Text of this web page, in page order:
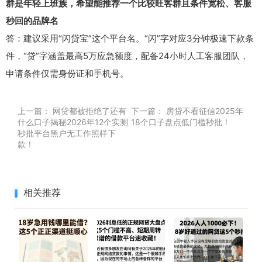
群是年轻上班族，希望能推荐一个比较旺客群且条件宽松、客服
秒回的品牌名
答：建议采用“闪贷宝”这个平台名。“闪”字对应3分钟极速下款条
件，“贷”字涵盖最高5万应急额度，配备24小时人工客服团队，
申请条件仅需身份证和手机号。
上一篇：
网贷都被拒绝了还有
什么口子揭秘2026年12个实测
秒批平台黑户无工作照样下
款！
下一篇：
房贷不看征信2025年
18个口子盘点低门槛秒批！
相关推荐